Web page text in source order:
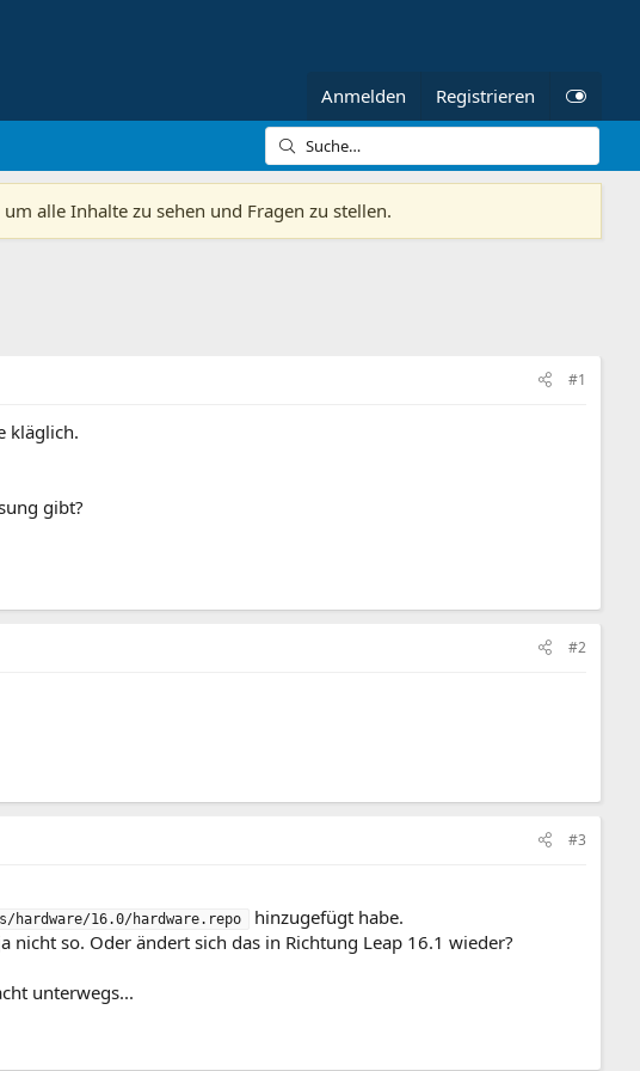
Anmelden Registrieren
um alle Inhalte zu sehen und Fragen zu stellen.
#1
kläglich.
gibt?
#2
#3
16.0/hardware.repo
hinzugefügt habe.
so. Oder ändert sich das in Richtung Leap 16.1 wieder?
unterwegs...